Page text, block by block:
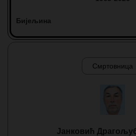
Бијељина
Смртовница
Јанковић